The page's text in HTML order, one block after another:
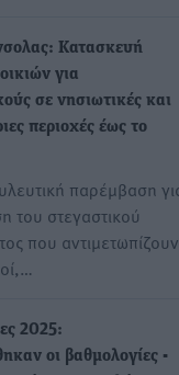
Κατασκευή
για
σε νησιωτικές και
περιοχές έως το
παρέμβαση
του στεγαστικού
που αντιμετωπίζουν
2025:
οι βαθμολογίες -